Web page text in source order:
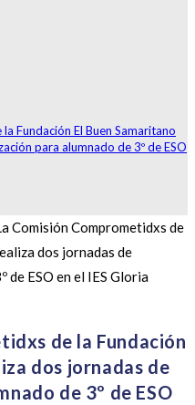
Fundación El Buen Samaritano
para alumnado de 3º de ESO
de la Fundación
dos jornadas de
de 3º de ESO